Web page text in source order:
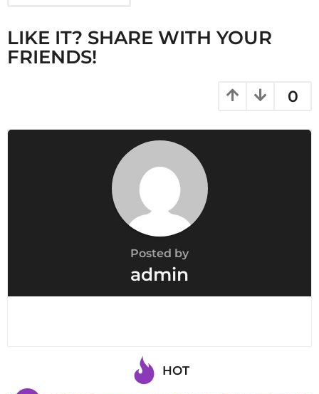
LIKE IT? SHARE WITH YOUR
FRIENDS!
0
Posted by
admin
HOT